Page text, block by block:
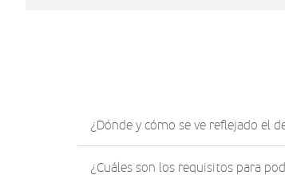
¿Dónde y cómo se ve reflejado el
¿Cuáles son los requisitos para